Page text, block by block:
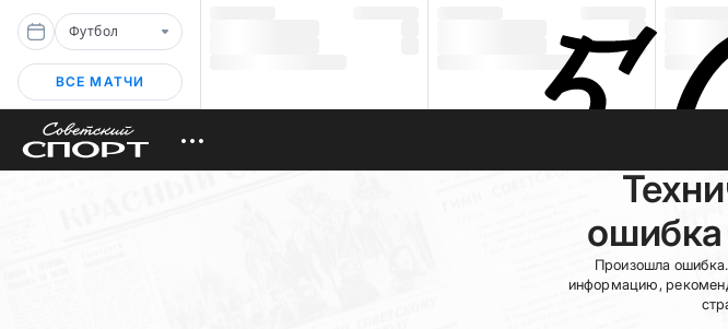
Футбол
ВСЕ МАТЧИ
ошибка
Произошла
информацию,